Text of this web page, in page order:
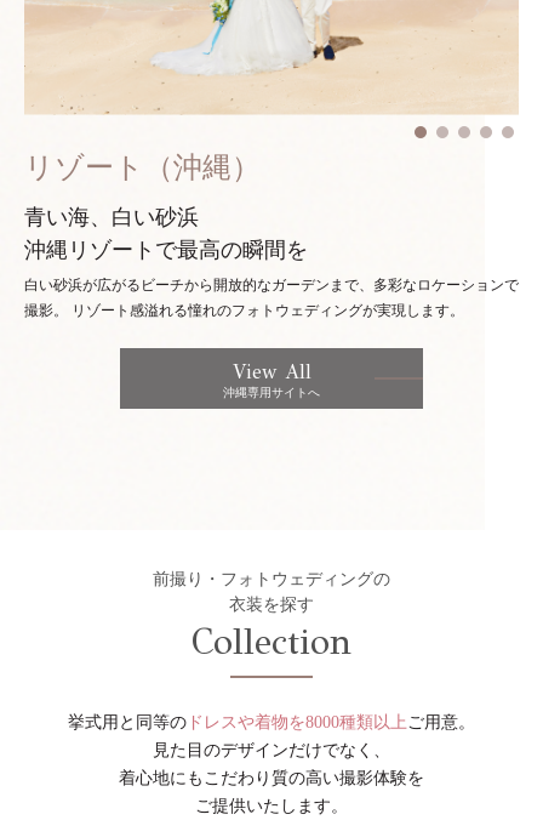
リゾート（沖縄）
青い海、白い砂浜
沖縄リゾートで最高の瞬間を
白い砂浜が広がるビーチから開放的なガーデンまで、多彩なロケーションで
撮影。
リゾート感溢れる憧れのフォトウェディングが実現します。
View All
沖縄専用サイトへ
前撮り・フォトウェディングの
衣装を探す
Collection
挙式用と同等の ドレスや着物を8000種類以上 ご用意。
見た目のデザインだけでなく、
着心地にもこだわり質の高い撮影体験を
ご提供いたします。